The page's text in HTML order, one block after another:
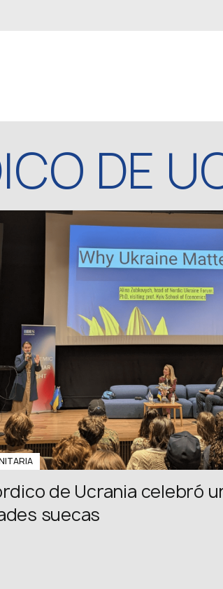
DE
de Ucrania celebró
suecas